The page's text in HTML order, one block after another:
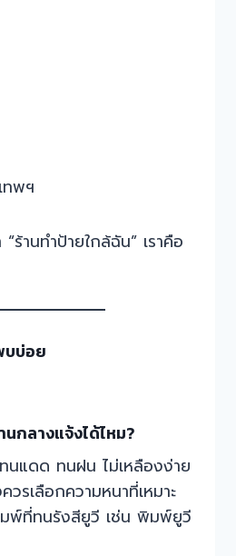
ทพฯ
านทำป้ายใกล้ฉัน” เราคือ
บบ่อย
นกลางแจ้งได้ไหม?
นแดด ทนฝน ไม่เหลืองง่าย
รเลือกความหนาที่เหมาะ
มพ์ที่ทนรังสียูวี เช่น พิมพ์ยูวี